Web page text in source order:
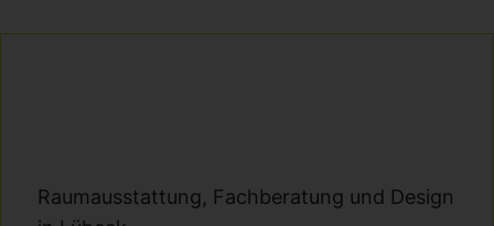
Raumausstattung, Fachberatung und Design